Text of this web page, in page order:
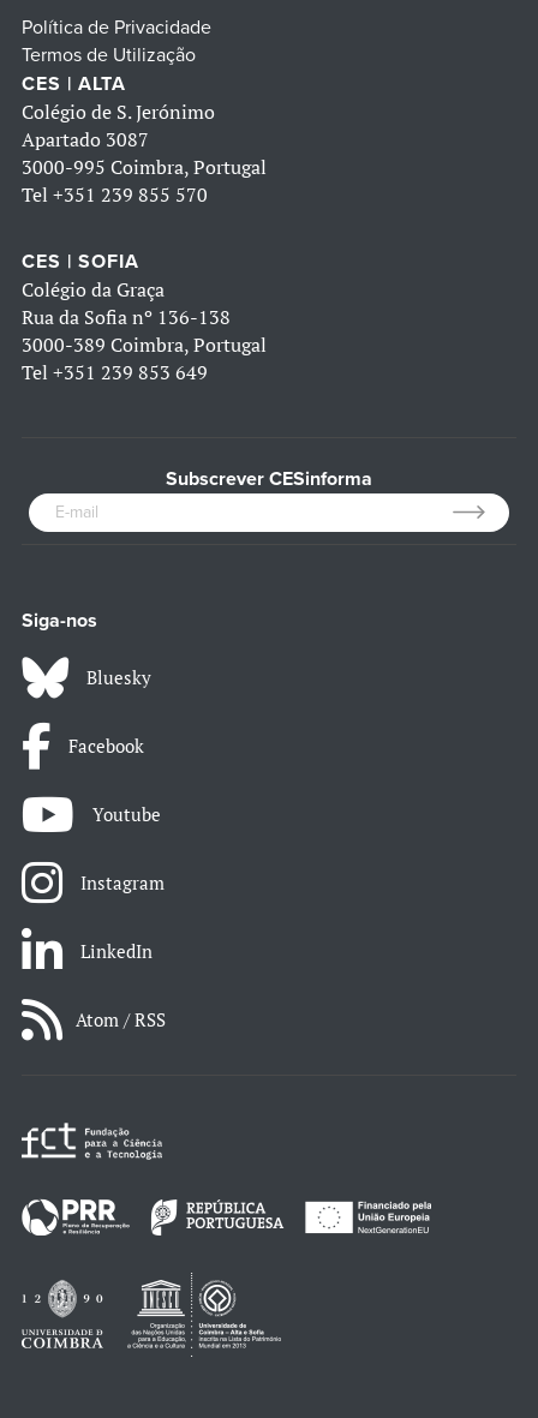
Política de Privacidade
Termos de Utilização
CES | ALTA
Colégio de S. Jerónimo
Apartado 3087
3000-995 Coimbra, Portugal
Tel +351 239 855 570
CES | SOFIA
Colégio da Graça
Rua da Sofia nº 136-138
3000-389 Coimbra, Portugal
Tel +351 239 853 649
Subscrever CESinforma
Siga-nos
Bluesky
Facebook
Youtube
Instagram
LinkedIn
Atom / RSS